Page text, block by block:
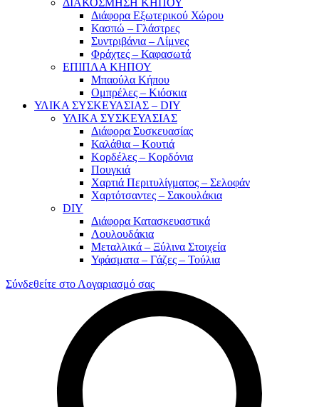
ΔΙΑΚΟΣΜΗΣΗ ΚΗΠΟΥ
Διάφορα Εξωτερικού Χώρου
Κασπώ – Γλάστρες
Συντριβάνια – Λίμνες
Φράχτες – Καφασωτά
ΕΠΙΠΛΑ ΚΗΠΟΥ
Μπαούλα Κήπου
Ομπρέλες – Κιόσκια
ΥΛΙΚΑ ΣΥΣΚΕΥΑΣΙΑΣ – DIY
ΥΛΙΚΑ ΣΥΣΚΕΥΑΣΙΑΣ
Διάφορα Συσκευασίας
Καλάθια – Κουτιά
Κορδέλες – Κορδόνια
Πουγκιά
Χαρτιά Περιτυλίγματος – Σελοφάν
Χαρτότσαντες – Σακουλάκια
DIY
Διάφορα Κατασκευαστικά
Λουλουδάκια
Μεταλλικά – Ξύλινα Στοιχεία
Υφάσματα – Γάζες – Τούλια
Σύνδεθείτε στο Λογαριασμό σας